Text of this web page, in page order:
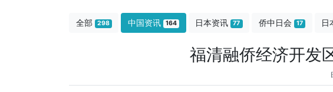
全部 298 中国资讯 164 日本资讯 77 侨中日会 17 日
福清融侨经济开发